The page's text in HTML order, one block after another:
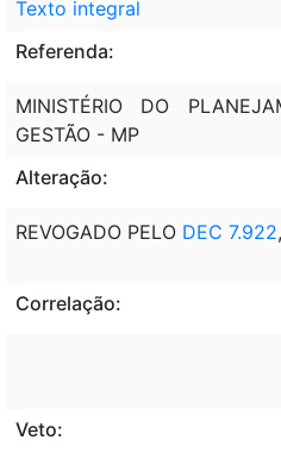
Texto integral
Referenda:
MINISTÉRIO DO
GESTÃO - MP
Alteração:
REVOGADO PELO DEC 7.922
Correlação:
Veto: